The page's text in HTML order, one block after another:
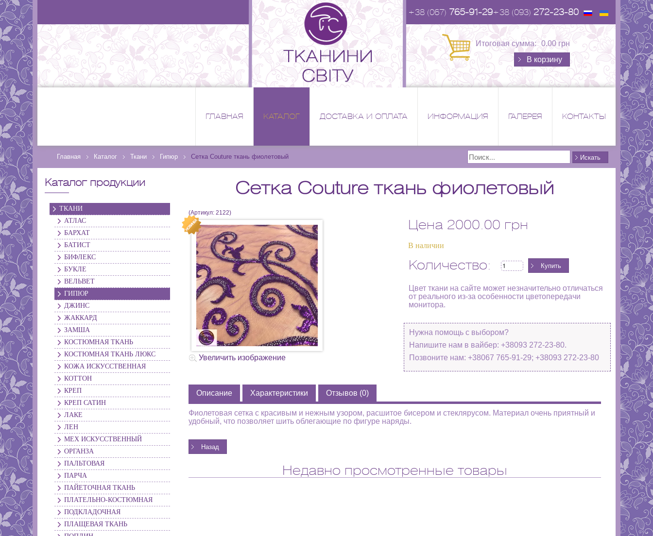
+38 (067) 765-91-29+38 (093) 272-23-80
Итоговая сумма: 0.00 грн
В корзину
ГЛАВНАЯ КАТАЛОГ ДОСТАВКА И ОПЛАТА ИНФОРМАЦИЯ ГАЛЕРЕЯ КОНТАКТЫ
Главная Каталог Ткани Гипюр Сетка Couture ткань фиолетовый
Поиск
Искать
Каталог продукции
ТКАНИ
АТЛАС
БАРХАТ
БАТИСТ
БИФЛЕКС
БУКЛЕ
ВЕЛЬВЕТ
ГИПЮР
ДЖИНС
ЖАККАРД
ЗАМША
КОСТЮМНАЯ ТКАНЬ
КОСТЮМНАЯ ТКАНЬ ЛЮКС
КОЖА ИСКУССТВЕННАЯ
КОТТОН
КРЕП
КРЕП САТИН
ЛАКЕ
ЛЕН
МЕХ ИСКУССТВЕННЫЙ
ОРГАНЗА
ПАЛЬТОВАЯ
ПАРЧА
ПАЙЕТОЧНАЯ ТКАНЬ
ПЛАТЕЛЬНО-КОСТЮМНАЯ
ПОДКЛАДОЧНАЯ
ПЛАЩЕВАЯ ТКАНЬ
Сетка Couture ткань фиолетовый
(Артикул:2122)
Увеличить изображение
Цена 2000.00 грн
В наличии
Количество:
Цвет ткани на сайте может незначительно отличаться
от реального из-за особенности цветопередачи
монитора.
Нужна помощь с выбором?
Напишите нам в вайбер: +38093 272-23-80.
Позвоните нам: +38067 765-91-29; +38093 272-23-80
Описание Характеристики Отзывов (0)
Фиолетовая сетка с красивым и нежным узором, расшитое бисером и стеклярусом. Материал очень приятный и
удобный, что позволяет шить облегающие по фигуре наряды.
Недавно просмотренные товары